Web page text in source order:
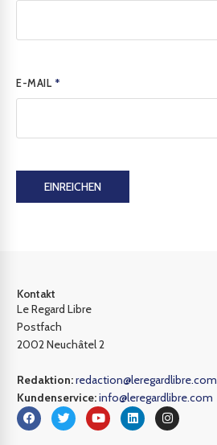
E-MAIL *
EINREICHEN
Kontakt
Le Regard Libre
Postfach
2002 Neuchâtel 2
Redaktion:redaction@leregardlibre.com
Kundenservice:info@leregardlibre.com